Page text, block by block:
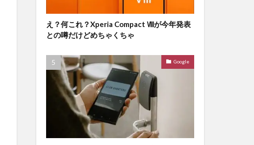
え？何これ？Xperia Compact Ⅷが今年発表
との噂だけどめちゃくちゃ
Google